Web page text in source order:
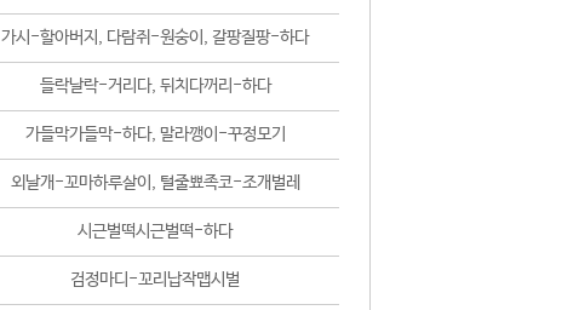
가시-할아버지, 다람쥐-원숭이, 갈팡질팡-하다
들락날락-거리다, 뒤치다꺼리-하다
가들막가들막-하다, 말라깽이-꾸정모기
외날개-꼬마하루살이, 털줄뾰족코-조개벌레
시근벌떡시근벌떡-하다
검정마디-꼬리납작맵시벌